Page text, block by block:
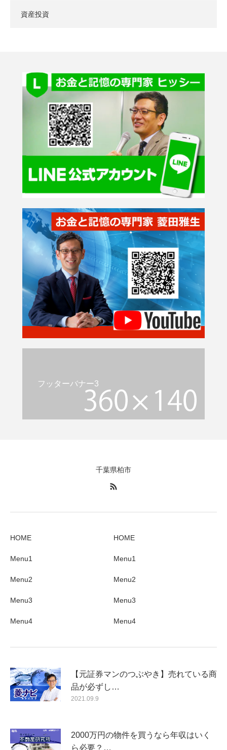
資産投資
フッターバナー3
千葉県柏市
HOME
Menu1
Menu2
Menu3
Menu4
HOME
Menu1
Menu2
Menu3
Menu4
【元証券マンのつぶやき】売れている商
品が必ずし…
2021.09.9
2000万円の物件を買うなら年収はいく
ら必要？…